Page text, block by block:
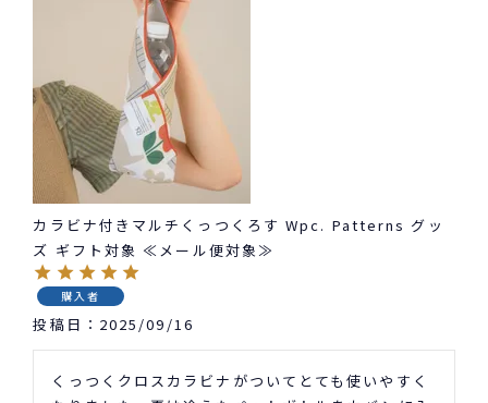
カラビナ付きマルチくっつくろす Wpc. Patterns グッ
ズ ギフト対象 ≪メール便対象≫
購入者
投稿日 2025/09/16
くっつくクロスカラビナがついてとても使いやすく